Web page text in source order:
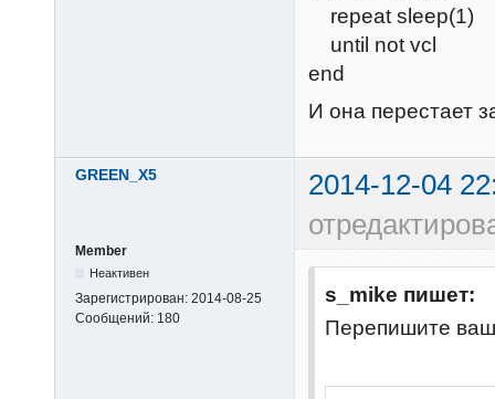
repeat sleep(1)
until not vcl
end
И она перестает
GREEN_X5
2014-12-04
Member
Неактивен
Зарегистрирован: 2014-08-25
Сообщений: 180
s_mike пишет:
Перепишите